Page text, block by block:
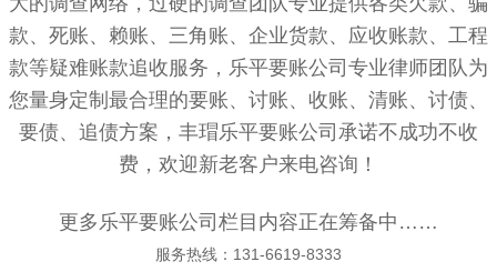
款、死账、赖账、三角账、企业货款、应收账款、工程
款等疑难账款追收服务，乐平要账公司专业律师团队为
您量身定制最合理的要账、讨账、收账、清账、讨债、
要债、追债方案，丰瑁乐平要账公司承诺不成功不收
费，欢迎新老客户来电咨询！
更多乐平要账公司栏目内容正在筹备中……
服务热线：131-6619-8333